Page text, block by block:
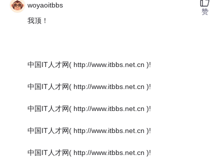
woyaoitbbs
我顶！
中国IT人才网( http://www.itbbs.net.cn )!
中国IT人才网( http://www.itbbs.net.cn )!
中国IT人才网( http://www.itbbs.net.cn )!
中国IT人才网( http://www.itbbs.net.cn )!
中国IT人才网( http://www.itbbs.net.cn )!
赞